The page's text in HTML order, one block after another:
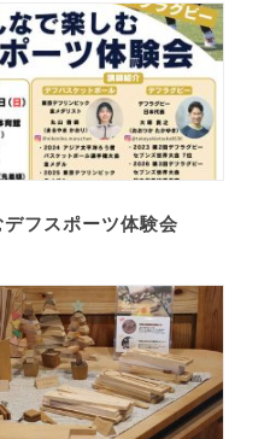
フスポーツ体験会